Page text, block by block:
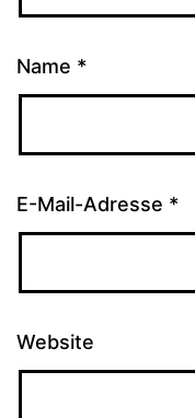
Name *
E-Mail-Adresse *
Website